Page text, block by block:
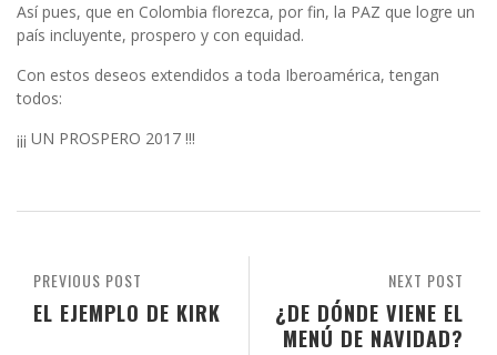
Así pues, que en Colombia florezca, por fin, la PAZ que logre un
país incluyente, prospero y con equidad.
Con estos deseos extendidos a toda Iberoamérica, tengan
todos:
¡¡¡ UN PROSPERO 2017 !!!
NEXT POST
¿DE DÓNDE VIENE EL
MENÚ DE NAVIDAD?
PREVIOUS POST
EL EJEMPLO DE KIRK